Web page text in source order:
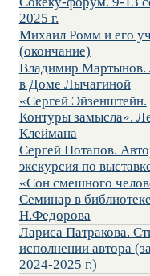
2025 г.
Михаил Ромм и его
(окончание)
Владимир Мартынов.
в Доме Лычагиной
«Сергей Эйзенштейн.
Контуры замысла».
Клеймана
Сергей Потапов.
экскурсия по
«Сон смешного
Семинар в
Н.Федорова
Лариса Патракова.
исполнении автора
2024-2025 г.)